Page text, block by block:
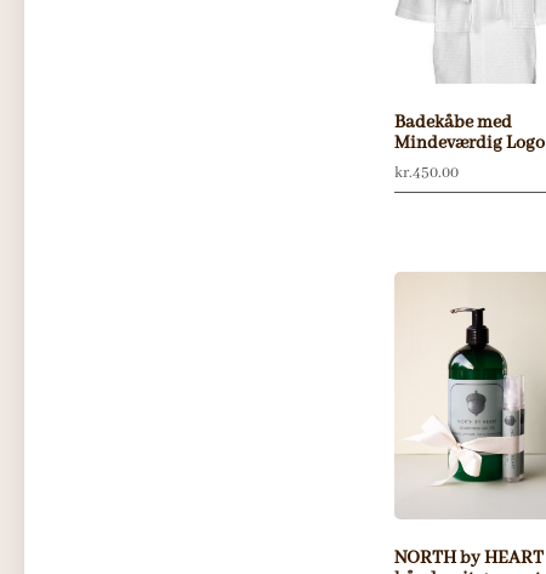
Badekåbe med
Mindeværdig Logo
kr.450.00
NORTH by HEART